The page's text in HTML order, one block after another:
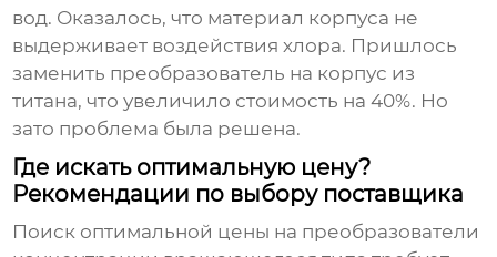
вод. Оказалось, что материал корпуса не
выдерживает воздействия хлора. Пришлось
заменить преобразователь на корпус из
титана, что увеличило стоимость на 40%. Но
зато проблема была решена.
Где искать оптимальную цену?
Рекомендации по выбору поставщика
Поиск оптимальной цены на преобразователи